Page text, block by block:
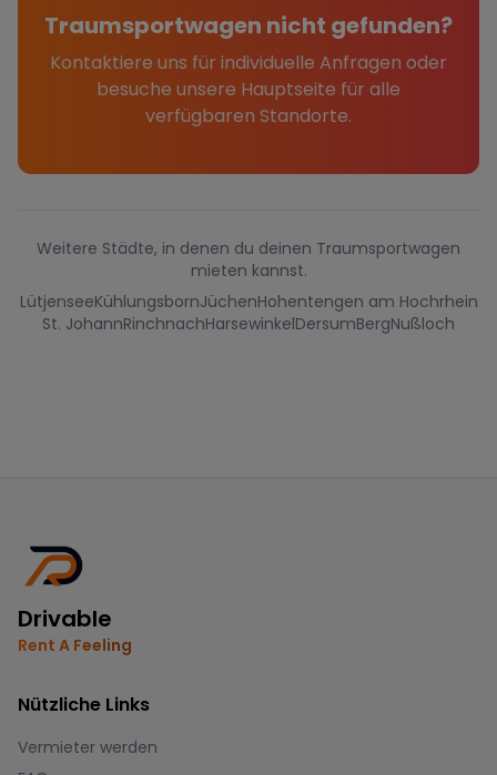
Traumsportwagen nicht gefunden?
Kontaktiere uns für individuelle Anfragen oder
besuche unsere Hauptseite für alle
verfügbaren Standorte.
Weitere Städte, in denen du deinen Traumsportwagen
mieten kannst.
LütjenseeKühlungsbornJüchenHohentengen am Hochrhein
St. JohannRinchnachHarsewinkelDersumBergNußloch
Drivable
Rent A Feeling
Nützliche Links
Vermieter werden